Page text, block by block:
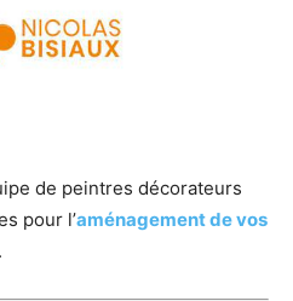
de peintres décorateurs
pour l’aménagement de vos